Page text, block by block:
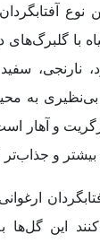
نوع
با
نارنجی،
بی‌نظیری به
و آهار
بیشتر و
این